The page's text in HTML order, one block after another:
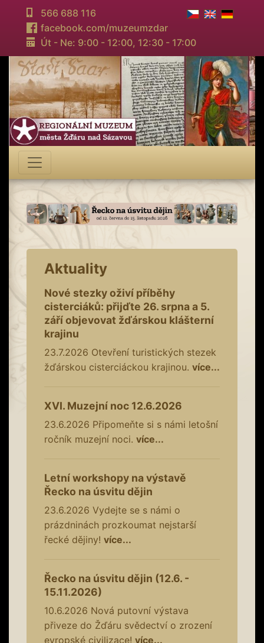
566 688 116
facebook.com/muzeumzdar
Út - Ne: 9:00 - 12:00, 12:30 - 17:00
Aktuality
Nové stezky oživí příběhy
cisterciáků: přijďte 26. srpna a 5.
září objevovat žďárskou klášterní
krajinu
23.7.2026 Otevření turistických stezek
žďárskou cisterciáckou krajinou. více...
XVI. Muzejní noc 12.6.2026
23.6.2026 Připomeňte si s námi letošní
ročník muzejní noci. více...
Letní workshopy na výstavě
Řecko na úsvitu dějin
23.6.2026 Vydejte se s námi o
prázdninách prozkoumat nejstarší
řecké dějiny! více...
Řecko na úsvitu dějin (12.6. -
15.11.2026)
10.6.2026 Nová putovní výstava
přiveze do Žďáru svědectví o zrození
evropské civilizace! více...